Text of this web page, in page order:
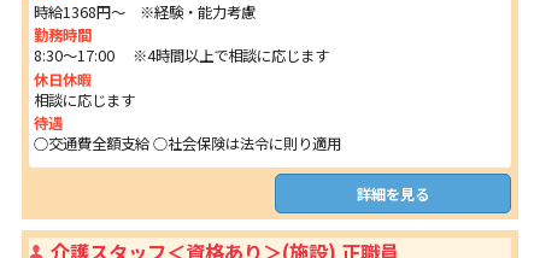
時給1368円～ ※経験・能力考慮
勤務時間
8:30～17:00 ※4時間以上で相談に応じます
休日休暇
相談に応じます
待遇
○交通費全額支給 ○社会保険は法令に則り適用
詳細を見る